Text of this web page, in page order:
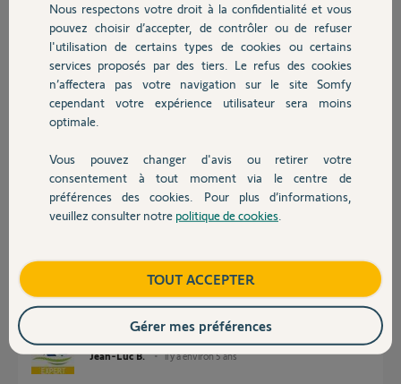
Chauffage
Autres produits
Devis avec un pro
Contact
Merci,
Fred S.
il y a environ 5 ans
Participer au fil de discussion
Réponses
Bonjour Fred
puis émet un signal faible pendant environ 10 à 12 secondes, et
seulement après, elle envoie la pleine puissance.
Jean-Luc B. il y a environ 5 ans
Nous respectons votre droit à la confidentialité et vous
pouvez choisir d’accepter, de contrôler ou de refuser
l'utilisation de certains types de cookies ou certains
services proposés par des tiers. Le refus des cookies
n’affectera pas votre navigation sur le site Somfy
cependant votre expérience utilisateur sera moins
optimale.
Vous pouvez changer d'avis ou retirer votre
consentement à tout moment via le centre de
préférences des cookies. Pour plus d’informations,
veuillez consulter notre politique de cookies
TOUT ACCEPTER
Gérer mes préférences